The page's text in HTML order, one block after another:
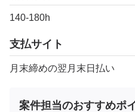
140-180h
支払サイト
月末締めの翌月末日払い
案件担当のおすすめポ